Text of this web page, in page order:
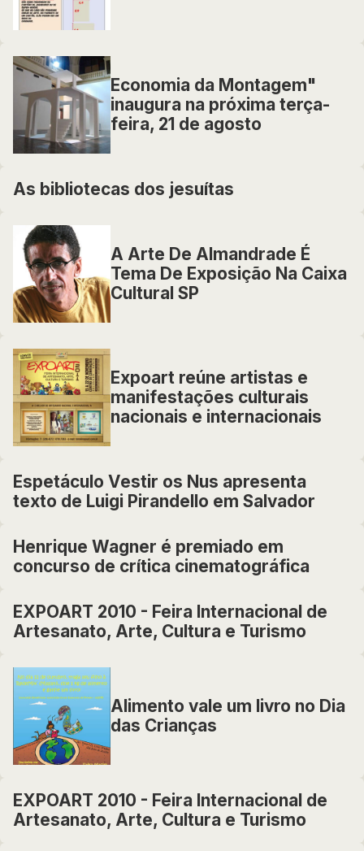
Economia da Montagem"
inaugura na próxima terça-
feira, 21 de agosto
As bibliotecas dos jesuítas
A Arte De Almandrade É
Tema De Exposição Na Caixa
Cultural SP
Expoart reúne artistas e
manifestações culturais
nacionais e internacionais
Espetáculo Vestir os Nus apresenta
texto de Luigi Pirandello em Salvador
Henrique Wagner é premiado em
concurso de crítica cinematográfica
EXPOART 2010 - Feira Internacional de
Artesanato, Arte, Cultura e Turismo
Alimento vale um livro no Dia
das Crianças
EXPOART 2010 - Feira Internacional de
Artesanato, Arte, Cultura e Turismo